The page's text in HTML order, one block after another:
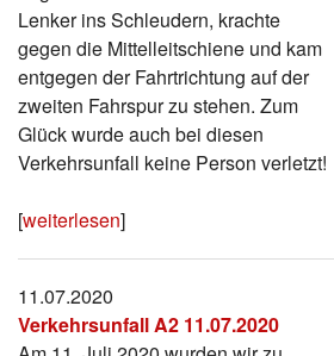
Lenker ins Schleudern, krachte
gegen die Mittelleitschiene und kam
entgegen der Fahrtrichtung auf der
zweiten Fahrspur zu stehen. Zum
Glück wurde auch bei diesen
Verkehrsunfall keine Person verletzt!
[weiterlesen]
11.07.2020
Verkehrsunfall A2 11.07.2020